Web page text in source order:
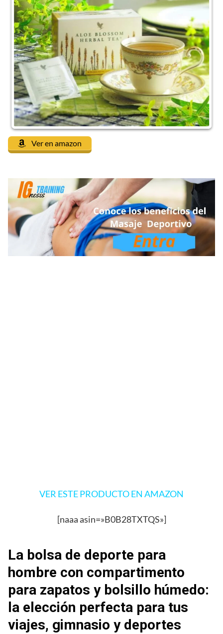
Ver en amazon
VER ESTE PRODUCTO EN AMAZON
[naaa asin=»B0B28TXTQS»]
La bolsa de deporte para
hombre con compartimento
para zapatos y bolsillo húmedo:
la elección perfecta para tus
viajes, gimnasio y deportes